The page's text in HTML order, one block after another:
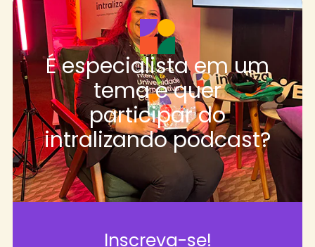
É especialista em um
tema e quer
participar do
intralizando podcast?
Inscreva-se!